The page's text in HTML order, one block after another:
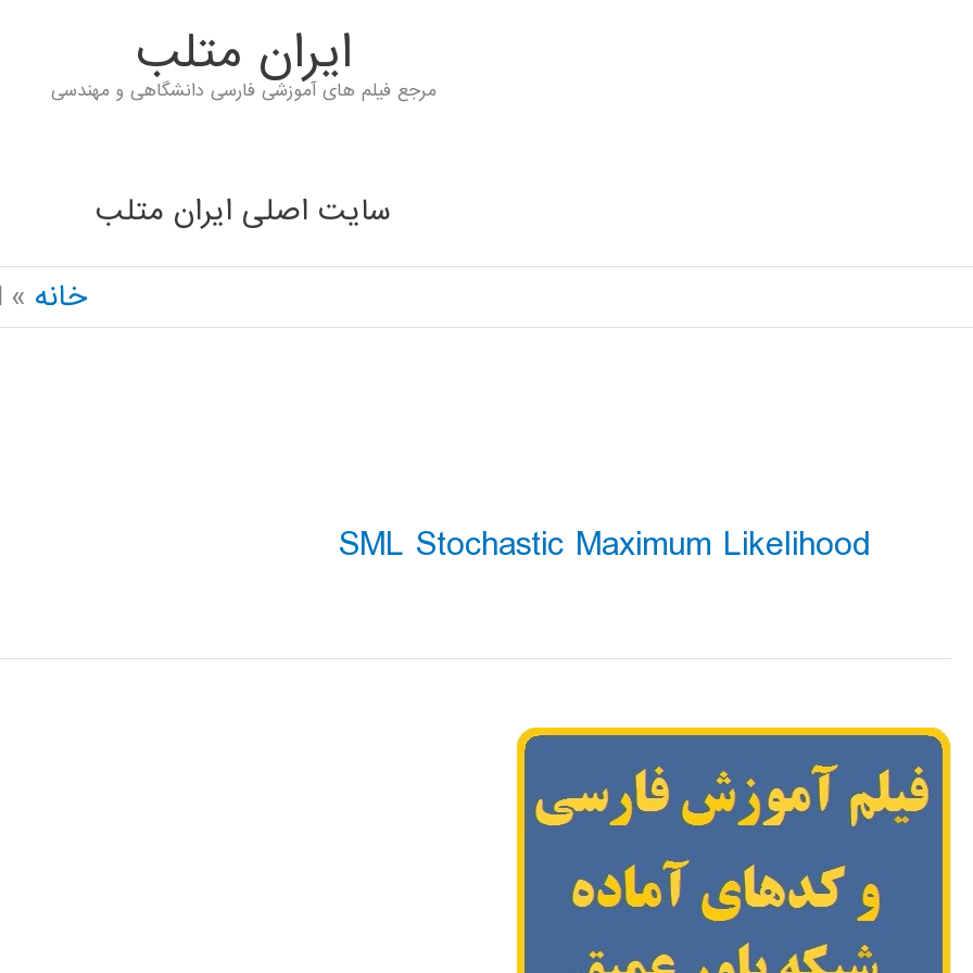
ايران متلب
مرجع فیلم های آموزشی فارسی دانشگاهی و مهندسی
سایت اصلی ایران متلب
خانه
SML Stochastic Maximum Likelihood